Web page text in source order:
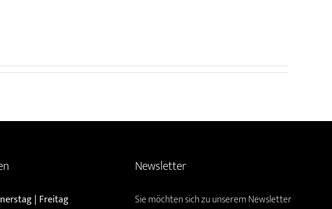
| Freitag
Newsletter
Sie möchten sich zu unserem Newsletter